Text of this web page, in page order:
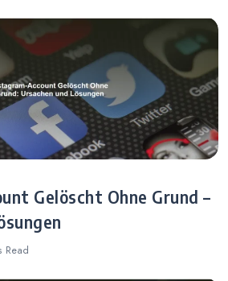
Gelöscht Ohne Grund –
Read